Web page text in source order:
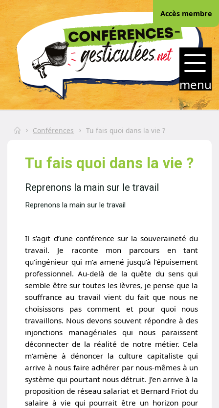
Skip
content
CONFERENCES-
GESTICULEES.NET
menu
Accès membre
HomeConférences Tu fais quoi dans la vie ?
Tu fais quoi dans la vie ?
Reprenons la main sur le travail
Reprenons la main sur le travail
Il s’agit d’une conférence sur la souveraineté du
travail. Je raconte mon parcours en tant
qu’ingénieur qui m’a amené jusqu’à l’épuisement
professionnel. Au-delà de la quête du sens qui
semble être sur toutes les lèvres, je pense que la
souffrance au travail vient du fait que nous ne
choisissons pas comment et pour quoi nous
travaillons. Nous devons souvent répondre à des
injonctions managériales qui nous paraissent
déconnecter de la réalité de notre métier. Cela
m’amène à dénoncer la culture capitaliste qui
arrive à nous faire adhérer par nous-mêmes à un
système qui pourtant nous détruit. J’en arrive à la
proposition de réseau salariat et Bernard Friot du
salaire à vie qui pourrait être un horizon pour